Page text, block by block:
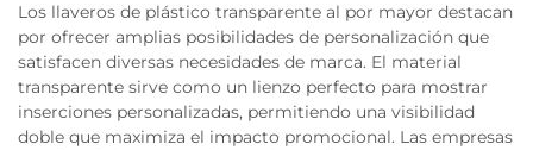
Los llaveros de plástico transparente al por mayor destacan
por ofrecer amplias posibilidades de personalización que
satisfacen diversas necesidades de marca. El material
transparente sirve como un lienzo perfecto para mostrar
inserciones personalizadas, permitiendo una visibilidad
doble que maximiza el impacto promocional. Las empresas